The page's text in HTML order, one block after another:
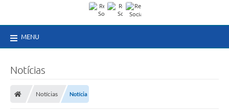
MENU
Notícias
Notícias Notícia